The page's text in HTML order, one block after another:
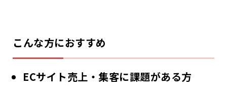
こんな方におすすめ
ECサイト売上・集客に課題がある方